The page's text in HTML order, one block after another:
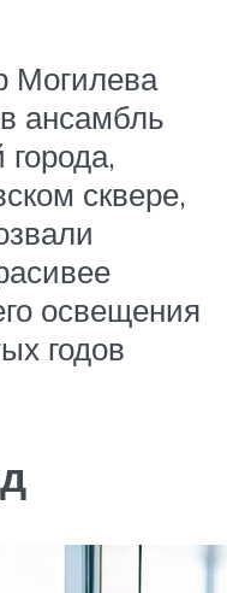
Могилева
ансамбль
сквере,
освещения
годов